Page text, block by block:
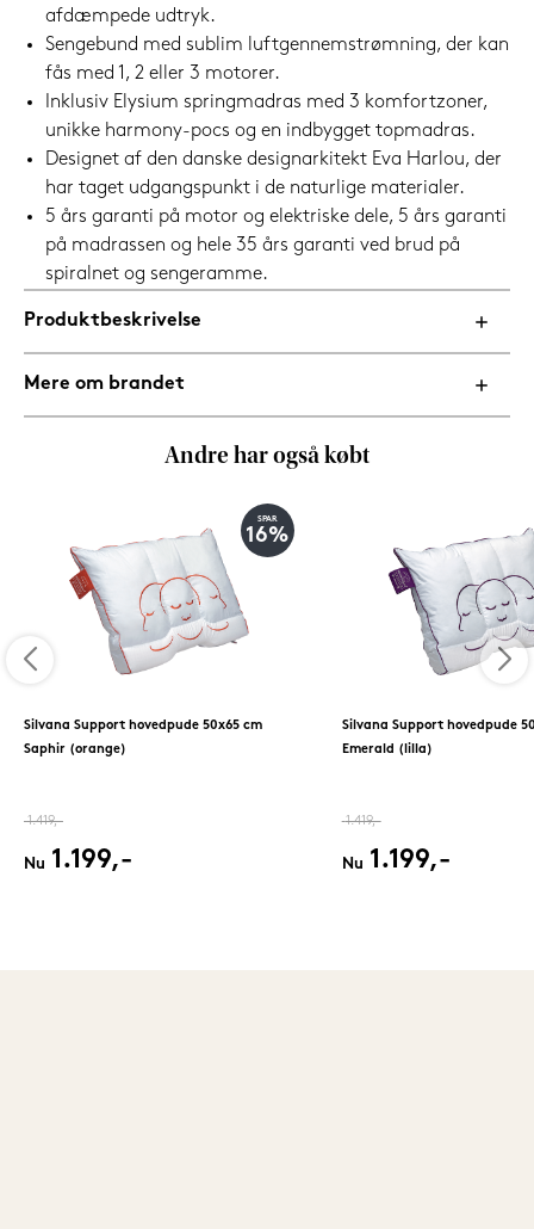
afdæmpede udtryk.
Sengebund med sublim luftgennemstrømning, der kan
fås med 1, 2 eller 3 motorer.
Inklusiv Elysium springmadras med 3 komfortzoner,
unikke harmony-pocs og en indbygget topmadras.
Designet af den danske designarkitekt Eva Harlou, der
har taget udgangspunkt i de naturlige materialer.
5 års garanti på motor og elektriske dele, 5 års garanti
på madrassen og hele 35 års garanti ved brud på
spiralnet og sengeramme.
Produktbeskrivelse
Mere om brandet
Andre har også købt
SPAR
16%
Silvana Support hovedpude 50x65 cm
Saphir (orange)
1.419,-
Nu 1.199,-
Silvana Support hovedpude
Emerald (lilla)
1.419,-
Nu 1.199,-